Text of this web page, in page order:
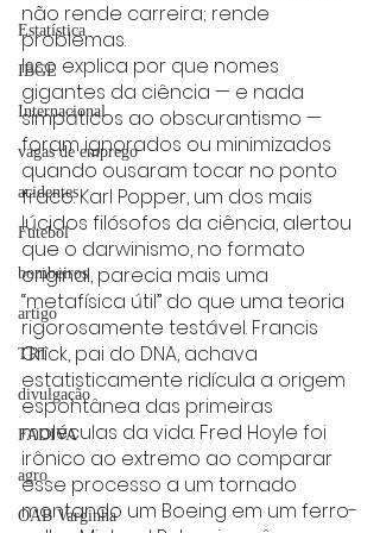
Estatística
IBGE
Internacional
vagas de emprego
acidentes
Futebol
bombeiros
artigo
TRT
divulgação
FADIVA
agro
OAB Varginha
não rende carreira; rende
problemas.
Isso explica por que nomes
gigantes da ciência — e nada
simpáticos ao obscurantismo —
foram ignorados ou minimizados
quando ousaram tocar no ponto
fraco. Karl Popper, um dos mais
lúcidos filósofos da ciência, alertou
que o darwinismo, no formato
original, parecia mais uma
“metafísica útil” do que uma teoria
rigorosamente testável. Francis
Crick, pai do DNA, achava
estatisticamente ridícula a origem
espontânea das primeiras
moléculas da vida. Fred Hoyle foi
irônico ao extremo ao comparar
esse processo a um tornado
montando um Boeing em um ferro-